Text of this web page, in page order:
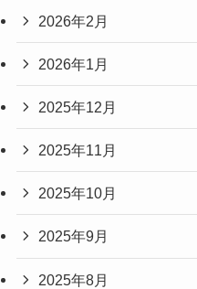
2026年2月
2026年1月
2025年12月
2025年11月
2025年10月
2025年9月
2025年8月